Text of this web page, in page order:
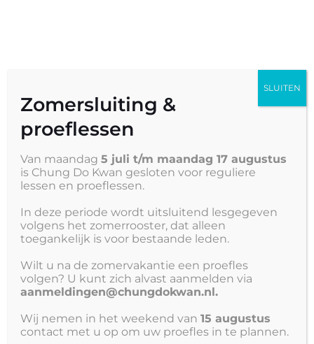
SPONSORING
SPONSORSGEZOCHT
Chung Do Kwan is altijd enorm gebaat en geholpen
Ook binnen de sport stijgen de exploitatiekosten
enorm, waaronder de kosten voor de accommodaties
Zomersluiting &
proeflessen
Van maandag5 juli t/m maandag 17 augustus
is Chung Do Kwan gesloten voor reguliere
lessen en proeflessen.
In deze periode wordt uitsluitend lesgegeven
volgens het zomerrooster, dat alleen
toegankelijk is voor bestaande leden.
Wilt u na de zomervakantie een proefles
volgen? U kunt zich alvast aanmelden via
aanmeldingen@chungdokwan.nl.
Wij nemen in het weekend van15 augustus
contact met u op om uw proefles in te plannen.
SLUITEN